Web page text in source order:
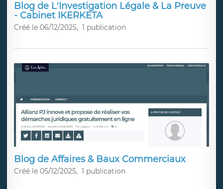
Blog de L'Investigation Légale & La Preuve
- Cabinet IKERKETA
Créé le 06/12/2025, 1 publication
Blog de Affaires & Baux Commerciaux
Créé le 05/12/2025, 1 publication